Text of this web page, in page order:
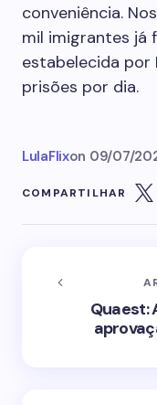
conveniência.
mil imigrantes já
estabelecida por
prisões por dia.
LulaFlixon 09/07/
COMPARTILHAR
Quaest: